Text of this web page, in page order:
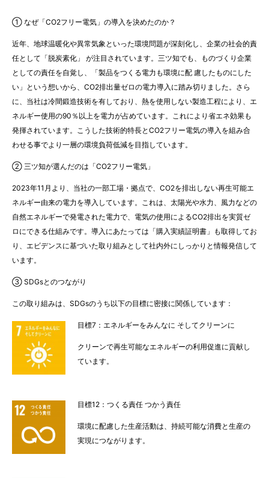
① なぜ「CO2フリー電気」の導入を決めたのか？
近年、地球温暖化や異常気象といった環境問題が深刻化し、企業の社会的責
任として「脱炭素化」 が注目されています。三ツ知でも、ものづくり企業
としての責任を自覚し、「製品をつくる電力も環境に配 慮したものにした
い」という想いから、CO2排出量ゼロの電力導入に踏み切りました。さら
に、当社は冷間鍛造技術を有しており、熱を使用しない製造工程により、エ
ネルギー使用の90％以上を電力が占めています。これにより省エネ効果も
発揮されています。こうした技術的特長とCO2フリー電気の導入を組み合
わせる事でより一層の環境負荷低減を目指しています。
② 三ツ知が選んだのは「CO2フリー電気」
2023年11月より、当社の一部工場・拠点で、CO2を排出しない再生可能エ
ネルギー由来の電力を導入しています。これは、太陽光や水力、風力などの
自然エネルギーで発電された電力で、電気の使用によるCO2排出を実質ゼ
ロにできる仕組みです。導入にあたっては「購入実績証明書」も取得してお
り、エビデンスに基づいた取り組みとして社内外にしっかりと情報発信して
います。
③ SDGsとのつながり
この取り組みは、SDGsのうち以下の目標に密接に関係しています：
目標7：エネルギーをみんなに そしてクリーンに
クリーンで再生可能なエネルギーの利用促進に貢献し
ています。
目標12：つくる責任 つかう責任
環境に配慮した生産活動は、持続可能な消費と生産の
実現につながります。